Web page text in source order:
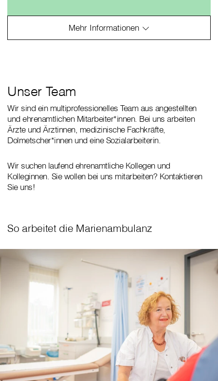
Unser Team
Wir sind ein multiprofessionelles Team aus angestellten
und ehrenamtlichen Mitarbeiter*innen. Bei uns arbeiten
Ärzte und Ärztinnen, medizinische Fachkräfte,
Dolmetscher*innen und eine Sozialarbeiterin.
Wir suchen laufend ehrenamtliche Kollegen und
Kolleginnen. Sie wollen bei uns mitarbeiten? Kontaktieren
Sie uns!
So arbeitet die Marienambulanz